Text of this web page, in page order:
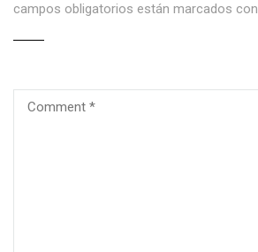
campos obligatorios están marcados con